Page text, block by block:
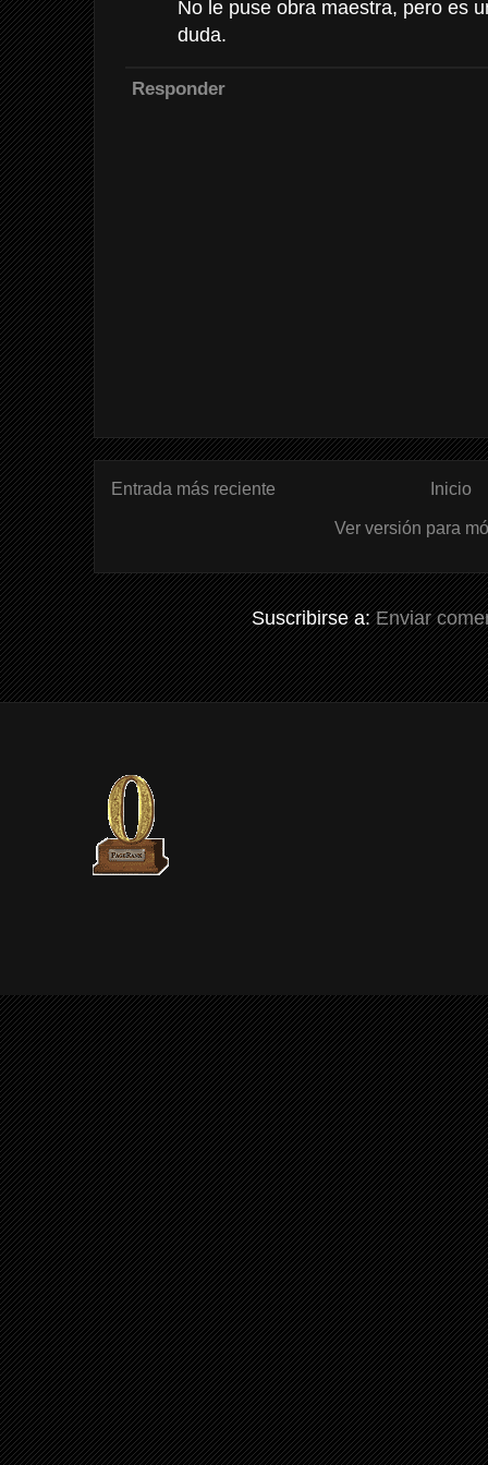
No le puse obra maestra, pero es
duda.
Responder
Entrada más reciente Inicio
Ver versión para
Suscribirse a:Enviar